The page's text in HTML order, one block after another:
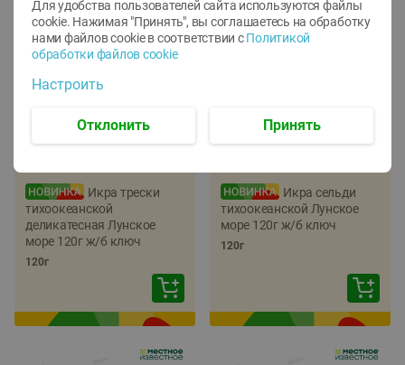
22%
Икра трески
тихоокеанской
деликатесная Лунское
море 120г ж/б ключ
120г
-17%
Икра сельди
тихоокеанской Лунское
море 120г ж/б ключ
120г
Для удобства пользователей сайта используются файлы
cookie. Нажимая "Принять", вы соглашаетесь на обработку
нами файлов cookie в соответствии с Политикой
обработки файлов cookie
Настроить
Отклонить Принять